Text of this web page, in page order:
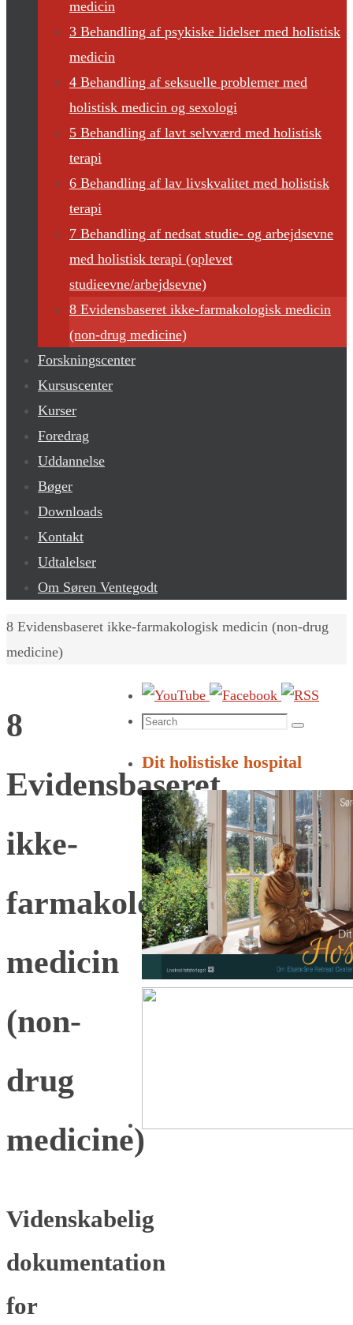
medicin
3 Behandling af psykiske lidelser med holistisk
medicin
4 Behandling af seksuelle problemer med
holistisk medicin og sexologi
5 Behandling af lavt selvværd med holistisk
terapi
6 Behandling af lav livskvalitet med holistisk
terapi
7 Behandling af nedsat studie- og arbejdsevne
med holistisk terapi (oplevet
studieevne/arbejdsevne)
8 Evidensbaseret ikke-farmakologisk medicin
(non-drug medicine)
Forskningscenter
Kursuscenter
Kurser
Foredrag
Uddannelse
Bøger
Downloads
Kontakt
Udtalelser
Om Søren Ventegodt
Home
8 Evidensbaseret ikke-farmakologisk medicin (non-drug
medicine)
8
Evidensbaseret
ikke-
farmakologisk
medicin
(non-
drug
medicine)
Videnskabelig
dokumentation
for
Search
Search
Dit holistiske hospital